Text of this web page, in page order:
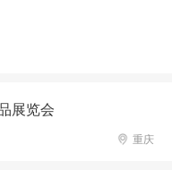
展览会
重庆